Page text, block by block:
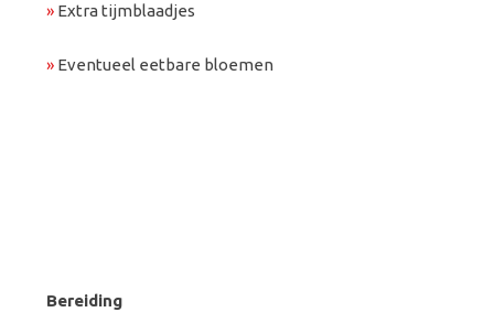
» Extra tijmblaadjes
» Eventueel eetbare bloemen
Bereiding